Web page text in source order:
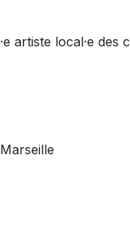
artiste local·e des